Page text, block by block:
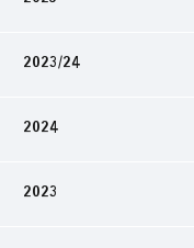
2023/24
2024
2023